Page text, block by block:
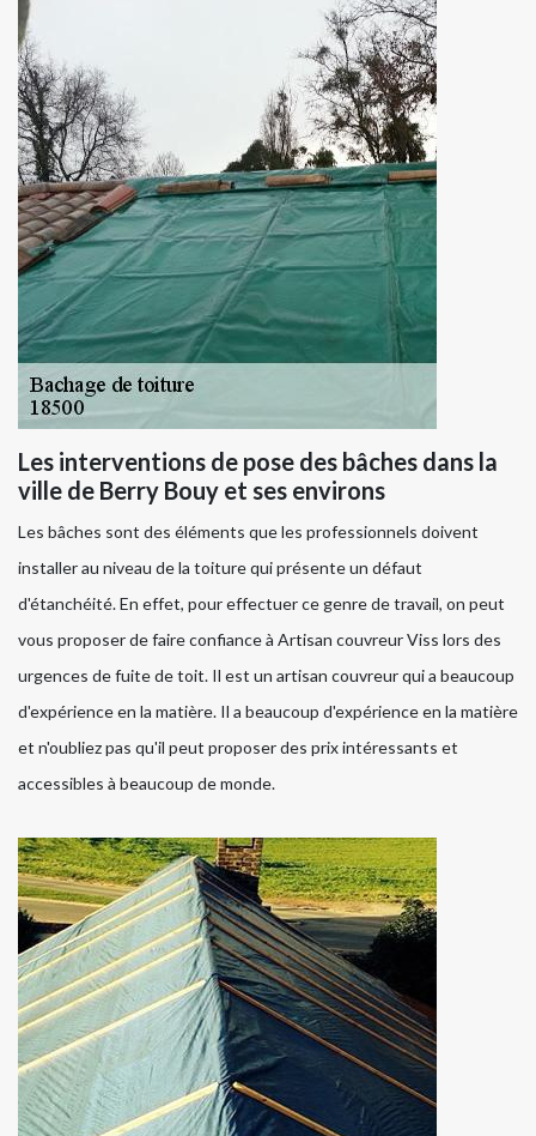
Les interventions de pose des bâches dans la
ville de Berry Bouy et ses environs
Les bâches sont des éléments que les professionnels doivent
installer au niveau de la toiture qui présente un défaut
d'étanchéité. En effet, pour effectuer ce genre de travail, on peut
vous proposer de faire confiance à Artisan couvreur Viss lors des
urgences de fuite de toit. Il est un artisan couvreur qui a beaucoup
d'expérience en la matière. Il a beaucoup d'expérience en la matière
et n'oubliez pas qu'il peut proposer des prix intéressants et
accessibles à beaucoup de monde.